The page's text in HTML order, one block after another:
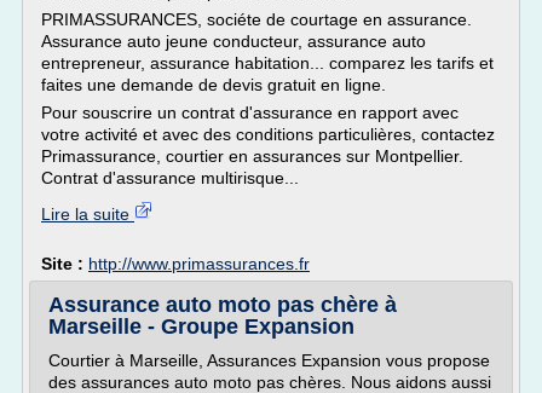
PRIMASSURANCES, sociéte de courtage en assurance.
Assurance auto jeune conducteur, assurance auto
entrepreneur, assurance habitation... comparez les tarifs et
faites une demande de devis gratuit en ligne.
Pour souscrire un contrat d'assurance en rapport avec
votre activité et avec des conditions particulières, contactez
Primassurance, courtier en assurances sur Montpellier.
Contrat d'assurance multirisque...
Lire la suite
Site : http://www.primassurances.fr
Assurance auto moto pas chère à
Marseille - Groupe Expansion
Courtier à Marseille, Assurances Expansion vous propose
des assurances auto moto pas chères. Nous aidons aussi